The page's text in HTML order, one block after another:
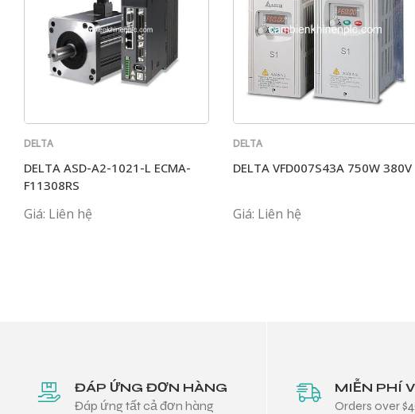
DELTA
DELTA ASD-A2-1021-L ECMA-
F11308RS
Giá: Liên hệ
DELTA
DELTA VFD007S43A 750W 380V
Giá: Liên hệ
ĐÁP ỨNG ĐƠN HÀNG
Đáp ứng tất cả đơn hàng
MIỄN PHÍ
Orders over